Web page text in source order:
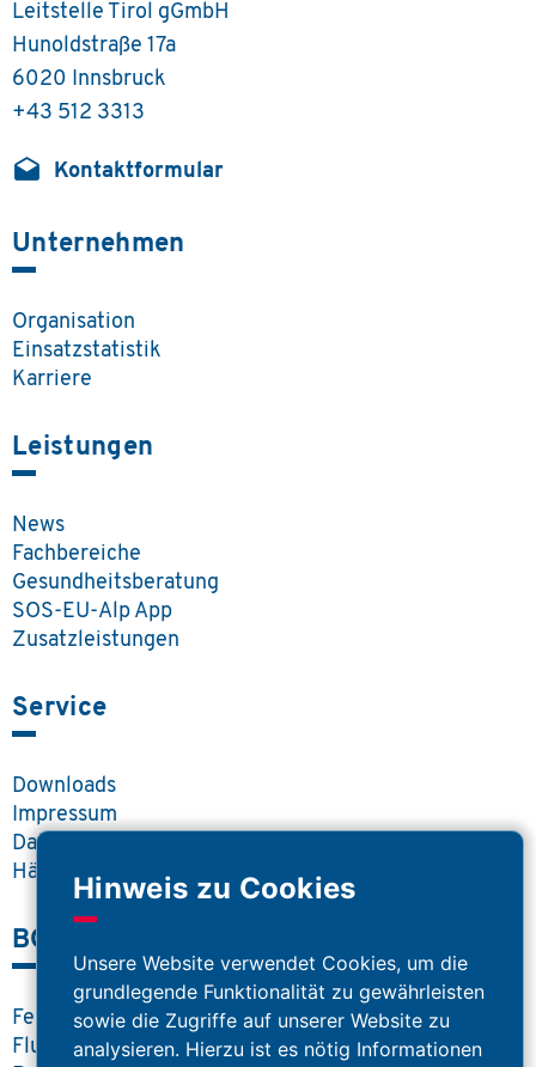
Hinweis zu Cookies
Unsere Website verwendet Cookies, um die
grundlegende Funktionalität zu gewährleisten
sowie die Zugriffe auf unserer Website zu
analysieren. Hierzu ist es nötig Informationen
Leitstelle Tirol gGmbH
Hunoldstraße 17a
6020 Innsbruck
+43 512 3313
drafts Kontaktformular
Unternehmen
Organisation
Einsatzstatistik
Karriere
Leistungen
News
Fachbereiche
Gesundheitsberatung
SOS-EU-Alp App
Zusatzleistungen
Service
Downloads
Impressum
Datenschutz
Häufige Fragen
BOS Portal
Feuerwehr
Flugrettung